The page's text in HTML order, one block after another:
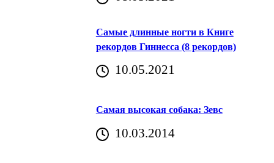
Самые длинные ногти в Книге
рекордов Гиннесса (8 рекордов)
10.05.2021
Самая высокая собака: Зевс
10.03.2014